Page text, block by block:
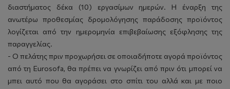
διαστήματος δέκα (10) εργασίμων ημερών. Η έναρξη της
ανωτέρω προθεσμίας δρομολόγησης παράδοσης προϊόντος
λογίζεται από την ημερομηνία επιβεβαίωσης εξόφλησης της
παραγγελίας.
- Ο πελάτης πριν προχωρήσει σε οποιαδήποτε αγορά προϊόντος
από τη Eurosofa, θα πρέπει να γνωρίζει από πριν ότι μπορεί να
μπει αυτό που θα αγοράσει στο σπίτι του αλλά και με ποιο